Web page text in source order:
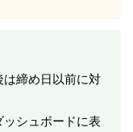
締め日以前に対
シュボードに表